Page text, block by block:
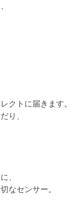
クトに届きます。
り、
、
なセンサー。